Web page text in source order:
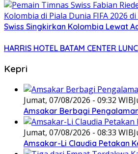
Swiss Singkirkan Kolombia Lewat
HARRIS HOTEL BATAM CENTER
Kepri
Jumat, 07/08/2026 - 09:32 WIB
Amsakar Berbagi
Jumat, 07/08/2026 - 08:33 WIB
Amsakar-Li Claudia Petakan